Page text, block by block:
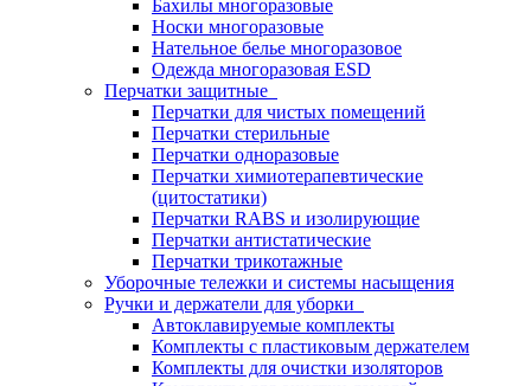
Бахилы многоразовые
Носки многоразовые
Нательное белье многоразовое
Одежда многоразовая ESD
Перчатки защитные
Перчатки для чистых помещений
Перчатки стерильные
Перчатки одноразовые
Перчатки химиотерапевтические
(цитостатики)
Перчатки RABS и изолирующие
Перчатки антистатические
Перчатки трикотажные
Уборочные тележки и системы насыщения
Ручки и держатели для уборки
Автоклавируемые комплекты
Комплекты с пластиковым держателем
Комплекты для очистки изоляторов